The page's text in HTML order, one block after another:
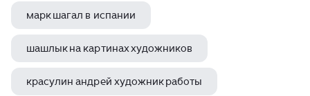
марк шагал в испании
шашлык на картинах художников
красулин андрей художник работы